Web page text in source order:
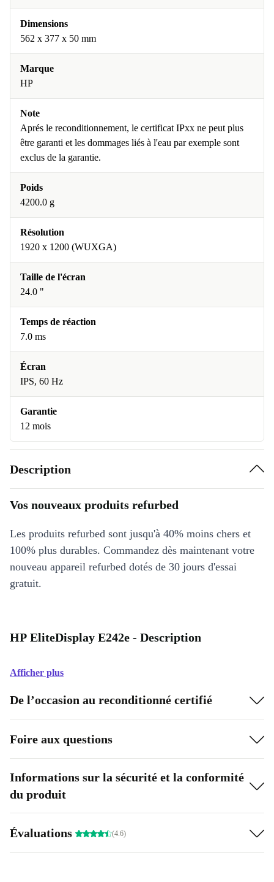
Dimensions
562 x 377 x 50 mm
Marque
HP
Note
Aprés le reconditionnement, le certificat IPxx ne peut plus
être garanti et les dommages liés à l'eau par exemple sont
exclus de la garantie.
Poids
4200.0 g
Résolution
1920 x 1200 (WUXGA)
Taille de l'écran
24.0 "
Temps de réaction
7.0 ms
Écran
IPS, 60 Hz
Garantie
12 mois
Description
Vos nouveaux produits refurbed
Les produits refurbed sont jusqu'à 40% moins chers et
100% plus durables. Commandez dès maintenant votre
nouveau appareil refurbed dotés de 30 jours d'essai
gratuit.
HP EliteDisplay E242e - Description
Afficher plus
De l’occasion au reconditionné certifié
Foire aux questions
Informations sur la sécurité et la conformité
du produit
Évaluations (4.6)